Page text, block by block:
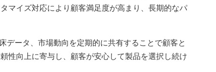
マイズ対応により顧客満足度が高まり、長期的なパ
データ、市場動向を定期的に共有することで顧客と
性向上に寄与し、顧客が安心して製品を選択し続け